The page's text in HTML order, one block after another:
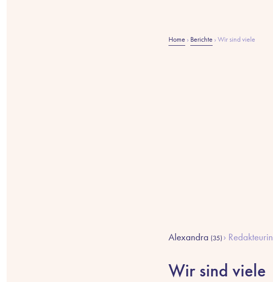
Home › Berichte ›Wir sind viele
Alexandra (35) Redakteurin
Wir sind viele